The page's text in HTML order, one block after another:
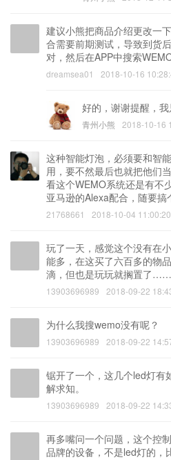
建议小熊把商品介绍更改一
合需要前期测试，导致到货
对，然后在APP中搜索
dreamsea01 2018-10-16
好的，谢谢提醒，我
青州小熊 2018-10-16
这种智能灯泡，必须要和智
用，要不然最后也就把他们
看这个WEMO系统还是有不
亚马逊的Alexa配合，随要搞
21768661 2018-10-04 11:00:20
玩了一天，感觉这个没有在
能多，在这买了六百多的物
滴，但也是玩玩就搁置了……
13903696989 2018-09-22
为什么我搜wemo没有呢？
13903696989 2018-09-22
锯开了一个，这几个led灯有
解求知。
13903696989 2018-09-22
再多嘴问一个问题，这个控
品牌的设备，不是led灯的，